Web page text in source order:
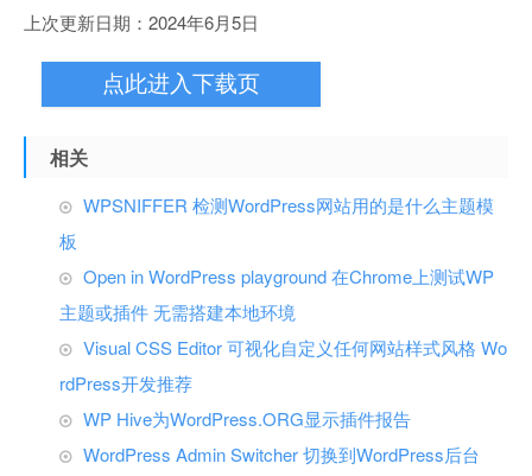
上次更新日期：2024年6月5日
点此进入下载页
相关
WPSNIFFER 检测WordPress网站用的是什么主题模
板
Open in WordPress playground 在Chrome上测试WP
主题或插件 无需搭建本地环境
Visual CSS Editor 可视化自定义任何网站样式风格 Wo
rdPress开发推荐
WP Hive为WordPress.ORG显示插件报告
WordPress Admin Switcher 切换到WordPress后台